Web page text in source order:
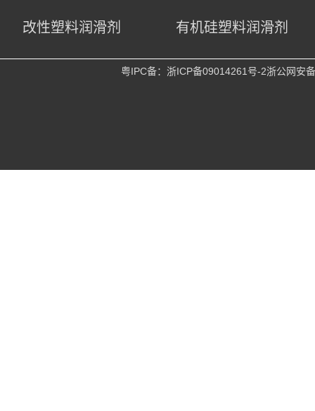
改性塑料润滑剂 有机硅塑料润滑剂
粤IPC备： 浙ICP备09014261号-2浙公网安